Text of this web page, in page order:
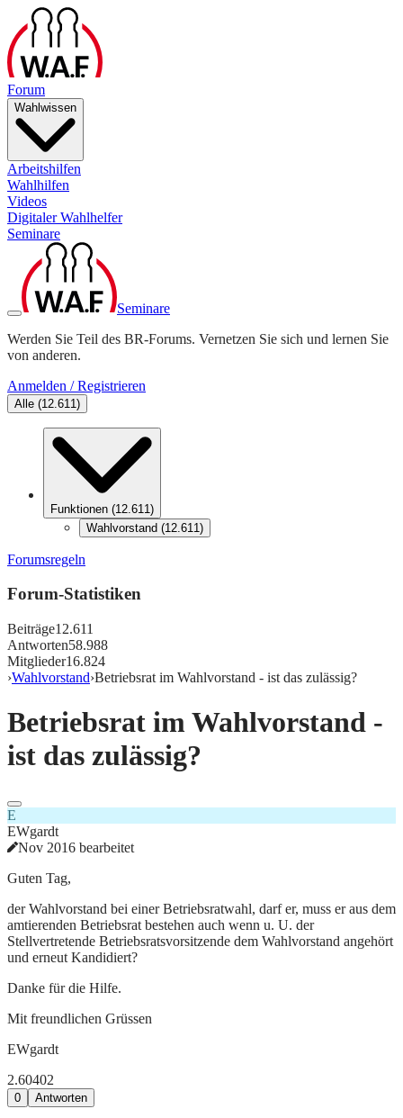
Forum
Wahlwissen
Arbeitshilfen
Wahlhilfen
Videos
Digitaler Wahlhelfer
Seminare
Seminare
Werden Sie Teil des BR-Forums. Vernetzen Sie sich und lernen Sie
von anderen.
Anmelden / Registrieren
Alle (12.611)
Funktionen (12.611)
Wahlvorstand (12.611)
Forumsregeln
Forum-Statistiken
Beiträge12.611
Antworten58.988
Mitglieder16.824
›Wahlvorstand›Betriebsrat im Wahlvorstand - ist das zulässig?
Betriebsrat im Wahlvorstand -
ist das zulässig?
E
EWgardt
Nov 2016 bearbeitet
Guten Tag,
der Wahlvorstand bei einer Betriebsratwahl, darf er, muss er aus dem
amtierenden Betriebsrat bestehen auch wenn u. U. der
Stellvertretende Betriebsratsvorsitzende dem Wahlvorstand angehört
und erneut Kandidiert?
Danke für die Hilfe.
Mit freundlichen Grüssen
EWgardt
2.60402
0 Antworten